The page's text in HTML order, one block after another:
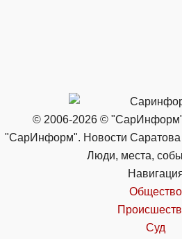
© 2006-2026 ©
"СарИнформ". Новости Саратова
Люди, места,
Общество
Суд